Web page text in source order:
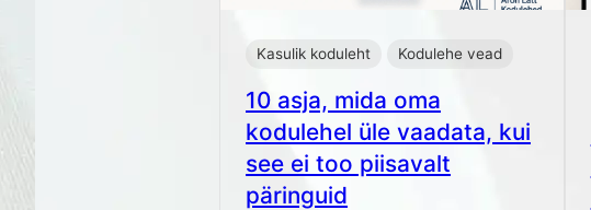
Kasulik koduleht Kodulehe vead
10 asja, mida oma
kodulehel üle vaadata, kui
see ei too piisavalt
päringuid